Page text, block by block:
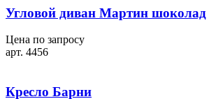
Угловой диван Мартин шоколад
Цена по запросу
арт. 4456
Кресло Барни